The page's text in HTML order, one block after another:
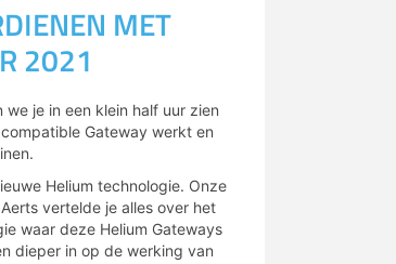
MET
2021
je in een klein half uur zien
Gateway werkt en
Helium technologie. Onze
vertelde je alles over het
waar deze Helium Gateways
dieper in op de werking van